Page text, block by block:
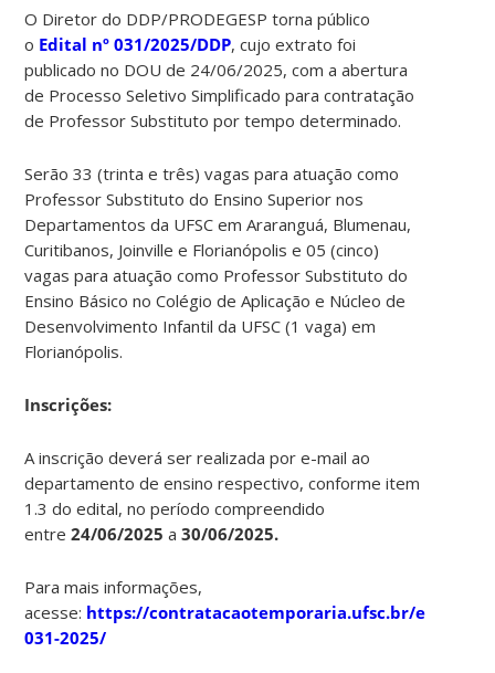
O Diretor do DDP/PRODEGESP torna público
o Edital nº 031/2025/DDP, cujo extrato foi
publicado no DOU de 24/06/2025, com a abertura
de Processo Seletivo Simplificado para contratação
de Professor Substituto por tempo determinado.
Serão 33 (trinta e três) vagas para atuação como
Professor Substituto do Ensino Superior nos
Departamentos da UFSC em Araranguá, Blumenau,
Curitibanos, Joinville e Florianópolis e 05 (cinco)
vagas para atuação como Professor Substituto do
Ensino Básico no Colégio de Aplicação e Núcleo de
Desenvolvimento Infantil da UFSC (1 vaga) em
Florianópolis.
Inscrições:
A inscrição deverá ser realizada por e-mail ao
departamento de ensino respectivo, conforme item
1.3 do edital, no período compreendido
entre24/06/2025 a30/06/2025.
Para mais informações,
acesse: https://contratacaotemporaria.ufsc.br/edital-
031-2025/